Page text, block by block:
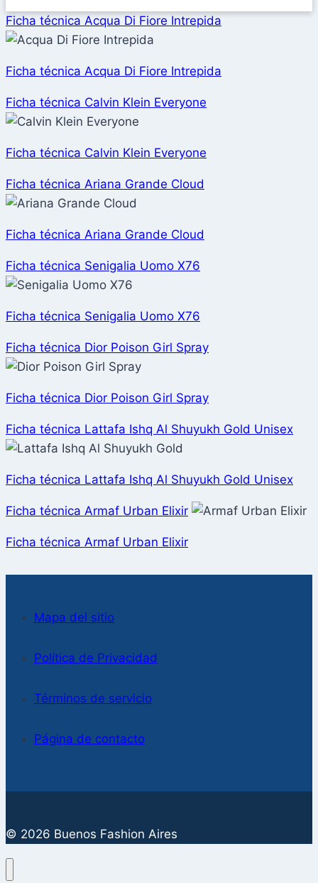
Ficha técnica Acqua Di Fiore Intrepida
Ficha técnica Acqua Di Fiore Intrepida
Ficha técnica Calvin Klein Everyone
Ficha técnica Calvin Klein Everyone
Ficha técnica Ariana Grande Cloud
Ficha técnica Ariana Grande Cloud
Ficha técnica Senigalia Uomo X76
Ficha técnica Senigalia Uomo X76
Ficha técnica Dior Poison Girl Spray
Ficha técnica Dior Poison Girl Spray
Ficha técnica Lattafa Ishq Al Shuyukh Gold Unisex
Ficha técnica Lattafa Ishq Al Shuyukh Gold Unisex
Ficha técnica Armaf Urban Elixir
Ficha técnica Armaf Urban Elixir
Mapa del sitio
Política de Privacidad
Términos de servicio
Página de contacto
© 2026 Buenos Fashion Aires